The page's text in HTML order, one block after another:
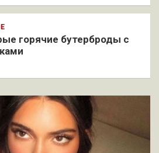
горячие бутерброды с